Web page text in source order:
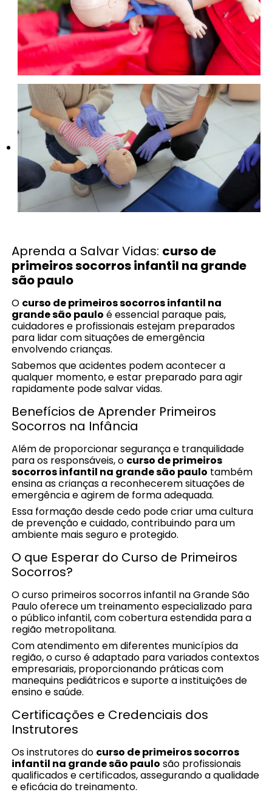
Aprenda a Salvar Vidas: curso de
primeiros socorros infantil na grande
são paulo
O curso de primeiros socorros infantil na
grande são paulo é essencial paraque pais,
cuidadores e profissionais estejam preparados
para lidar com situações de emergência
envolvendo crianças.
Sabemos que acidentes podem acontecer a
qualquer momento, e estar preparado para agir
rapidamente pode salvar vidas.
Benefícios de Aprender Primeiros
Socorros na Infância
Além de proporcionar segurança e tranquilidade
para os responsáveis, o curso de primeiros
socorros infantil na grande são paulo também
ensina as crianças a reconhecerem situações de
emergência e agirem de forma adequada.
Essa formação desde cedo pode criar uma cultura
de prevenção e cuidado, contribuindo para um
ambiente mais seguro e protegido.
O que Esperar do Curso de Primeiros
Socorros?
O curso primeiros socorros infantil na Grande São
Paulo oferece um treinamento especializado para
o público infantil, com cobertura estendida para a
região metropolitana.
Com atendimento em diferentes municípios da
região, o curso é adaptado para variados contextos
empresariais, proporcionando práticas com
manequins pediátricos e suporte a instituições de
ensino e saúde.
Certificações e Credenciais dos
Instrutores
Os instrutores do curso de primeiros socorros
infantil na grande são paulo são profissionais
qualificados e certificados, assegurando a qualidade
e eficácia do treinamento.